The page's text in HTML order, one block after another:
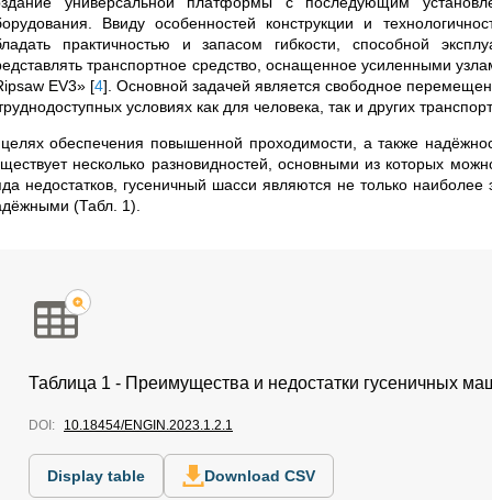
Ввиду особенностей конструкции и
практичностью и запасом гибкости, способной
транспортное средство, оснащенное усиленными
EV3» [4] . Основной задачей является свободное
условиях как для человека, так и других
обеспечения повышенной проходимости, а также
несколько разновидностей, основными из которых
недостатков, гусеничный шасси являются не только
(Табл. 1).
Таблица 1 - Преимущества и недостатки гусеничных
DOI: 10.18454/ENGIN.2023.1.2.1
Display table Download CSV